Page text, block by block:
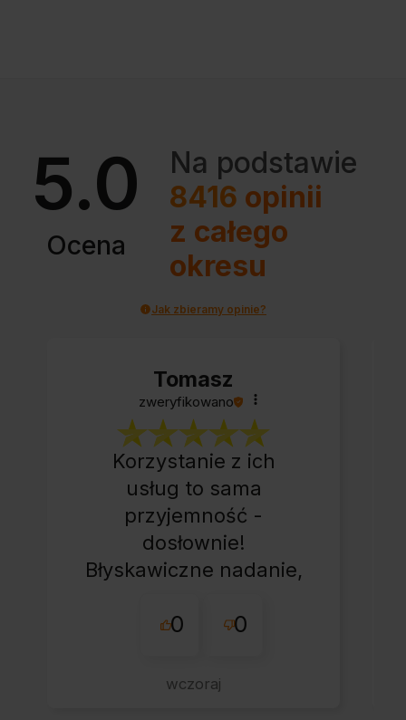
5.0
Ocena
Na podstawie
8416 opinii
z całego
okresu
Jak zbieramy opinie?
Tomasz
zweryfikowano
Korzystanie z ich
usług to sama
przyjemność -
dosłownie!
Błyskawiczne nadanie,
starannie
dodatkiem:-) Jakim?
0 0
wczoraj